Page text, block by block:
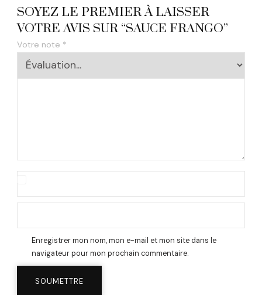
SOYEZ LE PREMIER À LAISSER
VOTRE AVIS SUR “SAUCE FRANGO”
Votre note *
Enregistrer mon nom, mon e-mail et mon site dans le
navigateur pour mon prochain commentaire.